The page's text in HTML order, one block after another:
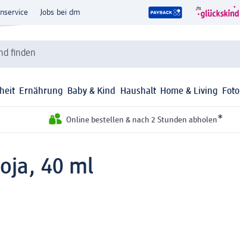
Jobs bei dm
finden
Ernährung Baby & Kind Haushalt Home & Living Foto
Online bestellen & nach 2 Stunden abholen*
40 ml